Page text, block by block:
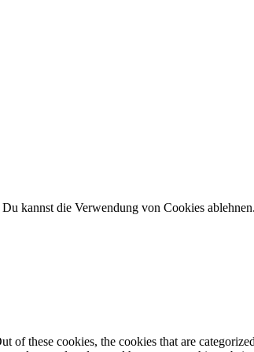
kannst die Verwendung von Cookies ablehnen.
these cookies, the cookies that are